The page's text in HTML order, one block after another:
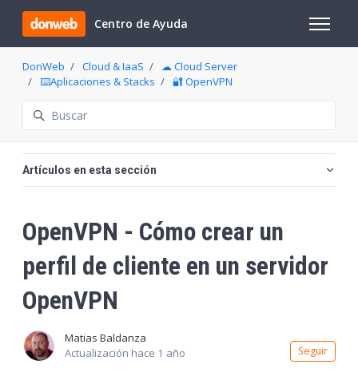
Saltar al contenido principal
Centro de Ayuda
Abrir/
DonWeb Cloud & IaaS
☁ Cloud Server
⌨️Aplicaciones & Stacks
🔐 OpenVPN
Búsqueda
OpenVPN - Cómo crear un
perfil de cliente en un servidor
OpenVPN
Matias Baldanza
Actualización hace 1 año Seguir
Artículos en esta sección